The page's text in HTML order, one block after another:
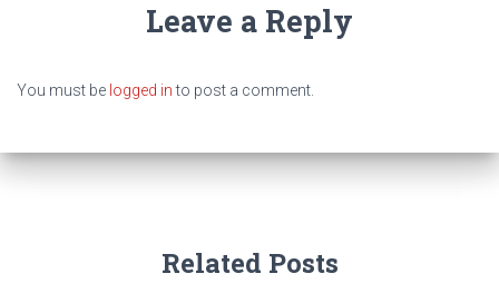
Leave a Reply
You must be logged into post a comment.
Related Posts